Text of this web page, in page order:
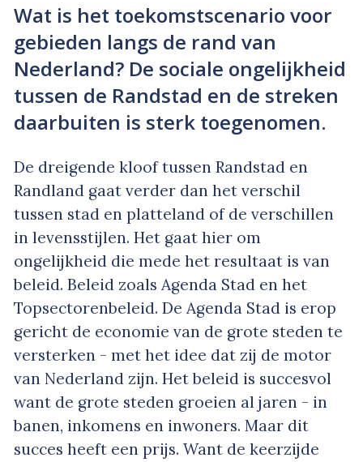
Wat is het toekomstscenario voor
gebieden langs de rand van
Nederland? De sociale ongelijkheid
tussen de Randstad en de streken
daarbuiten is sterk toegenomen.
De dreigende kloof tussen Randstad en
Randland gaat verder dan het verschil
tussen stad en platteland of de verschillen
in levensstijlen. Het gaat hier om
ongelijkheid die mede het resultaat is van
beleid. Beleid zoals Agenda Stad en het
Topsectorenbeleid. De Agenda Stad is erop
gericht de economie van de grote steden te
versterken - met het idee dat zij de motor
van Nederland zijn. Het beleid is succesvol
want de grote steden groeien al jaren - in
banen, inkomens en inwoners. Maar dit
succes heeft een prijs. Want de keerzijde